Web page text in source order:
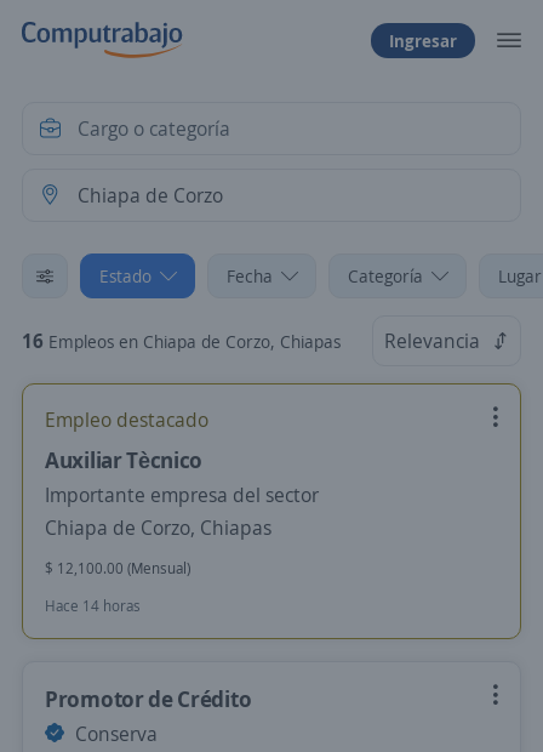
Ingresar
Estado Fecha Categoría
16 Empleos en Chiapa de Corzo, Chiapas Relevancia
Empleo destacado
Auxiliar Tècnico
Importante empresa del sector
Chiapa de Corzo, Chiapas
$ 12,100.00 (Mensual)
Hace 14 horas
Promotor de Crédito
Conserva